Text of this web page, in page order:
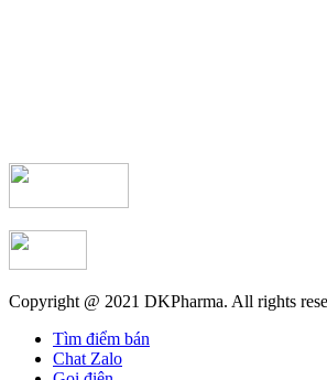
Copyright @ 2021 DKPharma. All rights
Tìm điểm bán
Chat Zalo